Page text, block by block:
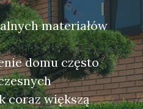
materiałów
domu często
coraz większą